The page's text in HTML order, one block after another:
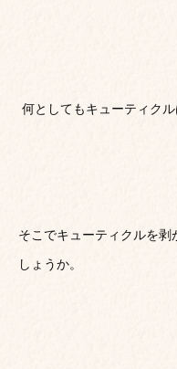
何としてもキューティク
そこでキューティクルを
しょうか。